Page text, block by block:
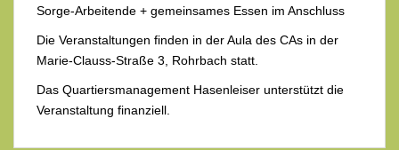
Sorge-Arbeitende + gemeinsames Essen im Anschluss
Die Veranstaltungen finden in der Aula des CAs in der
Marie-Clauss-Straße 3, Rohrbach statt.
Das Quartiersmanagement Hasenleiser unterstützt die
Veranstaltung finanziell.